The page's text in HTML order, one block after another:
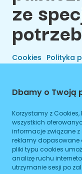
ze
Cookies Polityka
Dbamy o Twoją
Korzystamy z
wszystkich
informacje związane z
reklamy dopasowane
pliki typu cookies
analizę ruchu
utrzymanie sesji po